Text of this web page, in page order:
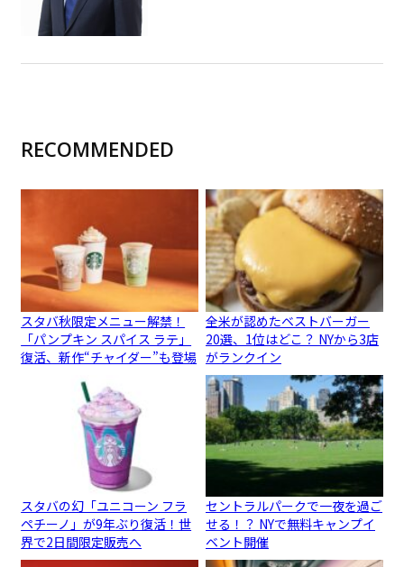
RECOMMENDED
スタバ秋限定メニュー解禁！
「パンプキン スパイス ラテ」
復活、新作“チャイダー”も登場
全米が認めたベストバーガー
20選、1位はどこ？ NYから3店
がランクイン
スタバの幻「ユニコーン フラ
ペチーノ」が9年ぶり復活！世
界で2日間限定販売へ
セントラルパークで一夜を過ご
せる！？ NYで無料キャンプイ
ベント開催